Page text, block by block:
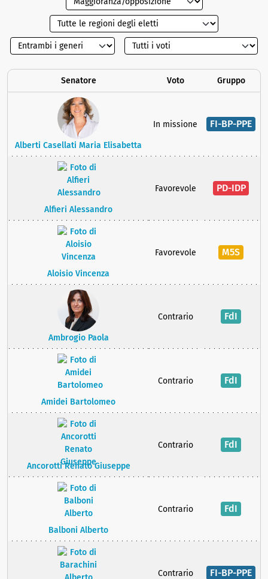
Senatore Voto Gruppo
Alberti Casellati Maria Elisabetta
In missione FI-BP-PPE
Alfieri Alessandro
Favorevole PD-IDP
Aloisio Vincenza
Favorevole M5S
Ambrogio Paola
Contrario FdI
Amidei Bartolomeo
Contrario FdI
Ancorotti Renato Giuseppe
Contrario FdI
Balboni Alberto
Contrario FdI
Contrario FI-BP-PPE